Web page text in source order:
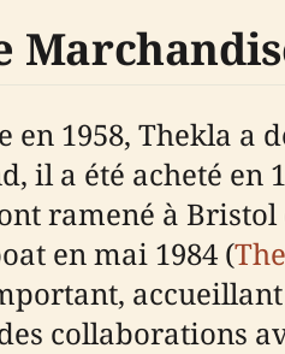
en 1958, Thekla
il a été acheté
ramené à
en mai 1984 (
collaborations